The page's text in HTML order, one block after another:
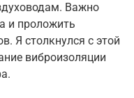
Важно
и проложить
Я столкнулся с этой
виброизоляции